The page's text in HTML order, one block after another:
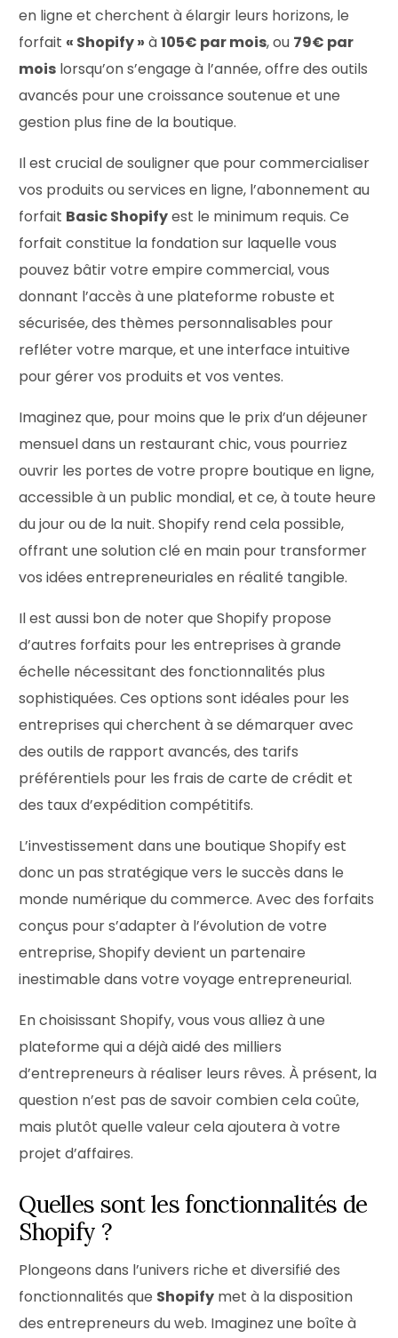
en ligne et cherchent à élargir leurs horizons, le
forfait « Shopify » à105€ par mois, ou 79€ par
mois lorsqu’on s’engage à l’année, offre des outils
avancés pour une croissance soutenue et une
gestion plus fine de la boutique.
Il est crucial de souligner que pour commercialiser
vos produits ou services en ligne, l’abonnement au
forfait Basic Shopifyest le minimum requis. Ce
forfait constitue la fondation sur laquelle vous
pouvez bâtir votre empire commercial, vous
donnant l’accès à une plateforme robuste et
sécurisée, des thèmes personnalisables pour
refléter votre marque, et une interface intuitive
pour gérer vos produits et vos ventes.
Imaginez que, pour moins que le prix d’un déjeuner
mensuel dans un restaurant chic, vous pourriez
ouvrir les portes de votre propre boutique en ligne,
accessible à un public mondial, et ce, à toute heure
du jour ou de la nuit. Shopify rend cela possible,
offrant une solution clé en main pour transformer
vos idées entrepreneuriales en réalité tangible.
Il est aussi bon de noter que Shopify propose
d’autres forfaits pour les entreprises à grande
échelle nécessitant des fonctionnalités plus
sophistiquées. Ces options sont idéales pour les
entreprises qui cherchent à se démarquer avec
des outils de rapport avancés, des tarifs
préférentiels pour les frais de carte de crédit et
des taux d’expédition compétitifs.
L’investissement dans une boutique Shopify est
donc un pas stratégique vers le succès dans le
monde numérique du commerce. Avec des forfaits
conçus pour s’adapter à l’évolution de votre
entreprise, Shopify devient un partenaire
inestimable dans votre voyage entrepreneurial.
En choisissant Shopify, vous vous alliez à une
plateforme qui a déjà aidé des milliers
d’entrepreneurs à réaliser leurs rêves. À présent, la
question n’est pas de savoir combien cela coûte,
mais plutôt quelle valeur cela ajoutera à votre
projet d’affaires.
Quelles sont les fonctionnalités de
Shopify ?
Plongeons dans l’univers riche et diversifié des
fonctionnalités que Shopify met à la disposition
des entrepreneurs du web. Imaginez une boîte à